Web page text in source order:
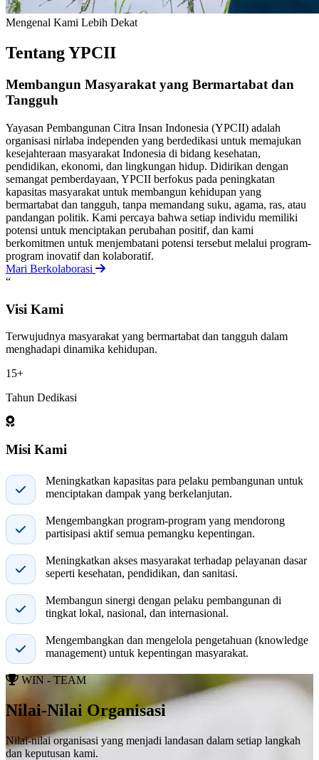
Mengenal Kami Lebih Dekat
Tentang YPCII
Membangun Masyarakat yang Bermartabat dan
Tangguh
Yayasan Pembangunan Citra Insan Indonesia (YPCII) adalah
organisasi nirlaba independen yang berdedikasi untuk memajukan
kesejahteraan masyarakat Indonesia di bidang kesehatan,
pendidikan, ekonomi, dan lingkungan hidup. Didirikan dengan
semangat pemberdayaan, YPCII berfokus pada peningkatan
kapasitas masyarakat untuk membangun kehidupan yang
bermartabat dan tangguh, tanpa memandang suku, agama, ras, atau
pandangan politik. Kami percaya bahwa setiap individu memiliki
potensi untuk menciptakan perubahan positif, dan kami
berkomitmen untuk menjembatani potensi tersebut melalui program-
program inovatif dan kolaboratif.
Mari Berkolaborasi
“
Visi Kami
Terwujudnya masyarakat yang bermartabat dan tangguh dalam
menghadapi dinamika kehidupan.
15+
Tahun Dedikasi
Misi Kami
Meningkatkan kapasitas para pelaku pembangunan untuk
menciptakan dampak yang berkelanjutan.
Mengembangkan program-program yang mendorong
partisipasi aktif semua pemangku kepentingan.
Meningkatkan akses masyarakat terhadap pelayanan dasar
seperti kesehatan, pendidikan, dan sanitasi.
Membangun sinergi dengan pelaku pembangunan di
tingkat lokal, nasional, dan internasional.
Mengembangkan dan mengelola pengetahuan (knowledge
management) untuk kepentingan masyarakat.
WIN - TEAM
Nilai-Nilai Organisasi
Nilai-nilai organisasi yang menjadi landasan dalam setiap langkah
dan keputusan kami.